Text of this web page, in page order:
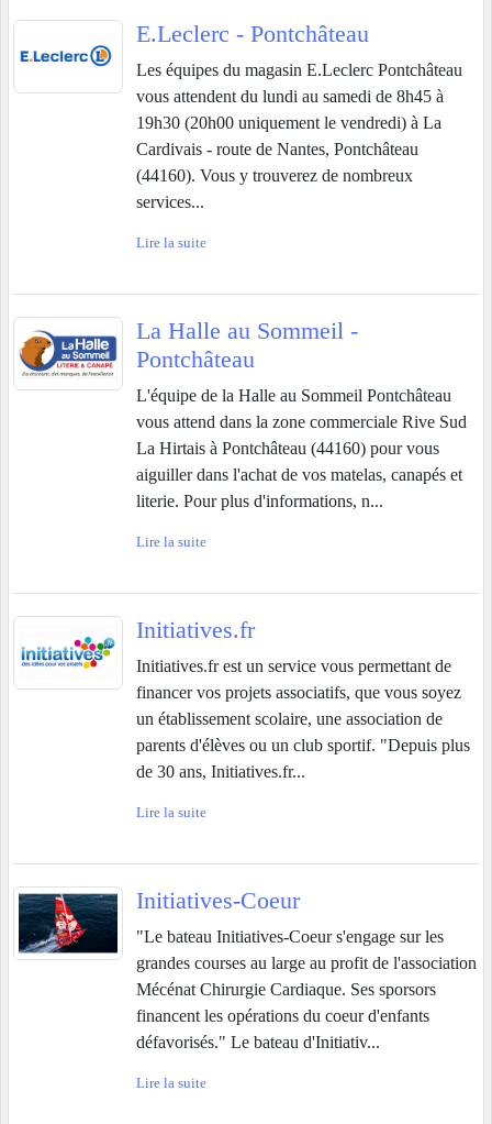
E.Leclerc - Pontchâteau
Les équipes du magasin E.Leclerc Pontchâteau
vous attendent du lundi au samedi de 8h45 à
19h30 (20h00 uniquement le vendredi) à La
Cardivais - route de Nantes, Pontchâteau
(44160). Vous y trouverez de nombreux
services...
Lire la suite
La Halle au Sommeil -
Pontchâteau
L'équipe de la Halle au Sommeil Pontchâteau
vous attend dans la zone commerciale Rive Sud
La Hirtais à Pontchâteau (44160) pour vous
aiguiller dans l'achat de vos matelas, canapés et
literie. Pour plus d'informations, n...
Lire la suite
Initiatives.fr
Initiatives.fr est un service vous permettant de
financer vos projets associatifs, que vous soyez
un établissement scolaire, une association de
parents d'élèves ou un club sportif. "Depuis plus
de 30 ans, Initiatives.fr...
Lire la suite
Initiatives-Coeur
"Le bateau Initiatives-Coeur s'engage sur les
grandes courses au large au profit de l'association
Mécénat Chirurgie Cardiaque. Ses sporsors
financent les opérations du coeur d'enfants
défavorisés." Le bateau d'Initiativ...
Lire la suite